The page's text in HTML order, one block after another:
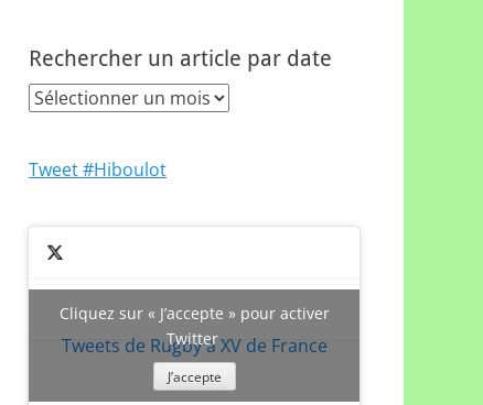
Rechercher un article par date
Rechercher
par
Tweet #Hiboulot
Tweets de Rugby à XV de France
Cliquez sur « J’accepte » pour activer
Twitter
J’accepte